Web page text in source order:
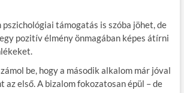
pszichológiai támogatás is szóba jöhet, de
pozitív élmény önmagában képes átírni
be, hogy a második alkalom már jóval
az első. A bizalom fokozatosan épül – de